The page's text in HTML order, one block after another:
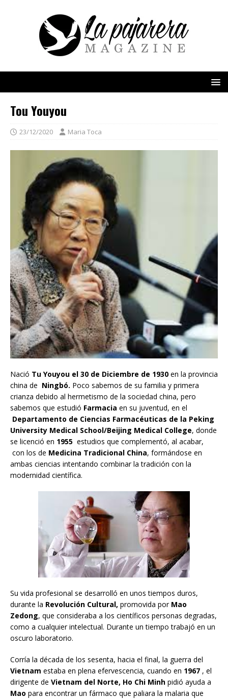
Tou Youyou
23/12/2020 Maria Toca
Nació Tu Youyou el 30 de Diciembre de 1930 en la provincia
china de Ningbó. Poco sabemos de su familia y primera
crianza debido al hermetismo de la sociedad china, pero
sabemos que estudió Farmacia en su juventud, en el
Departamento de Ciencias Farmacéuticas de la Peking
University Medical School/Beijing Medical College, donde
se licenció en 1955 estudios que complementó, al acabar,
con los de Medicina Tradicional China, formándose en
ambas ciencias intentando combinar la tradición con la
modernidad científica.
Su vida profesional se desarrolló en unos tiempos duros,
durante la Revolución Cultural, promovida por Mao
Zedong, que consideraba a los científicos personas degradas,
como a cualquier intelectual. Durante un tiempo trabajó en un
oscuro laboratorio.
Corría la década de los sesenta, hacia el final, la guerra del
Vietnam estaba en plena efervescencia, cuando en 1967 , el
dirigente de Vietnam del Norte, Ho Chi Minh pidió ayuda a
Mao para encontrar un fármaco que paliara la malaria que